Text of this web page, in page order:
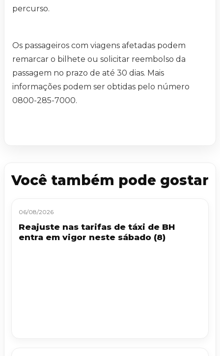
percurso.
Os passageiros com viagens afetadas podem
remarcar o bilhete ou solicitar reembolso da
passagem no prazo de até 30 dias. Mais
informações podem ser obtidas pelo número
0800-285-7000.
Você também pode gostar
06/08/2026
Reajuste nas tarifas de táxi de BH
entra em vigor neste sábado (8)